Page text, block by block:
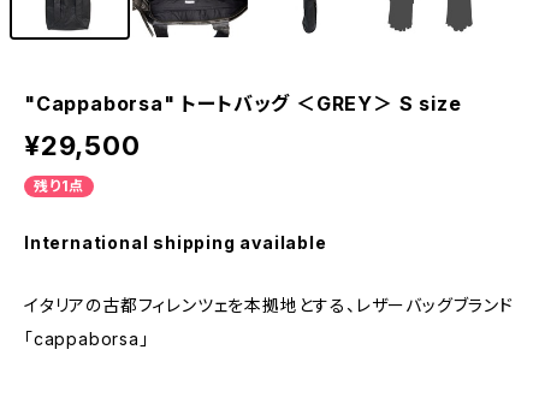
"Cappaborsa" トートバッグ ＜GREY＞ S size
¥29,500
残り1点
International shipping available
イタリアの古都フィレンツェを本拠地とする、レザーバッグブランド
「cappaborsa」